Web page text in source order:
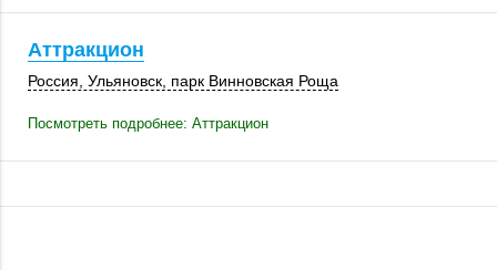
Аттракцион
Россия Ульяновск , парк Винновская Роща
Посмотреть подробнее: Аттракцион